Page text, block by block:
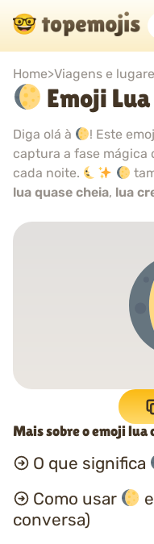
Home>Viagens e
Emoji
Diga olá à
! Este
captura a fase mágica
cada noite.
lua quase cheia, lua
Mais sobre o emoji lua
O que significa
Como usar
conversa)